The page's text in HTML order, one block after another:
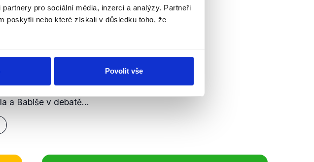
pro sociální média, inzerci a analýzy. Partneři
poskytli nebo které získali v důsledku toho, že
Povolit vše
Andreje Babiše hned po prvním kole
a Babiše v debatě...